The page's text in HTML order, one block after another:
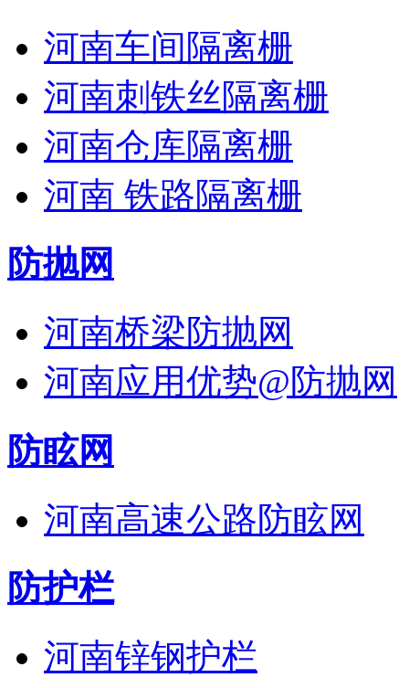
河南车间隔离栅
河南刺铁丝隔离栅
河南仓库隔离栅
河南 铁路隔离栅
防抛网
河南桥梁防抛网
河南应用优势@防抛网
防眩网
河南高速公路防眩网
防护栏
河南锌钢护栏